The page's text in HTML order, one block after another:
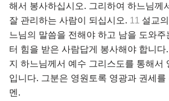
해서 봉사하십시오. 그리하여 하느님께
잘 관리하는 사람이 되십시오. 11 설교
느님의 말씀을 전해야 하고 남을 도와
터 힘을 받은 사람답게 봉사해야 합니
지 하느님께서 예수 그리스도를 통해서
입니다. 그분은 영원토록 영광과 권세
멘.